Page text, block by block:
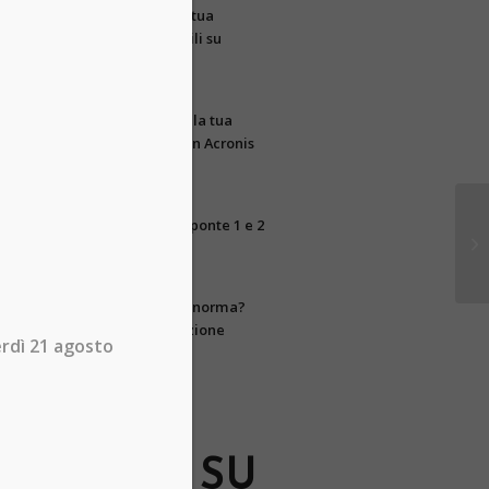
Quanti asset della tua
azienda sono visibili su
Gestisci e proteggi la tua
infrastruttura IT con Acronis
Chiusura uffici per ponte 1 e 2
La tua azienda è a norma?
Scopri la conservazione
digitale integrata
SEGUICI SU
21 agosto